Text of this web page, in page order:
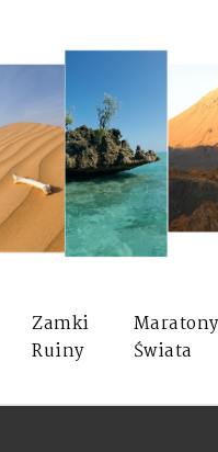
Zamki
Ruiny
Maratony
Świata